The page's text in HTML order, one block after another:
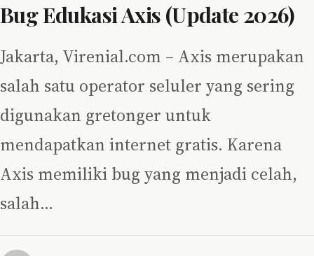
Bug Edukasi Axis (Update 2026)
Jakarta, Virenial.com – Axis merupakan
salah satu operator seluler yang sering
digunakan gretonger untuk
mendapatkan internet gratis. Karena
Axis memiliki bug yang menjadi celah,
salah…